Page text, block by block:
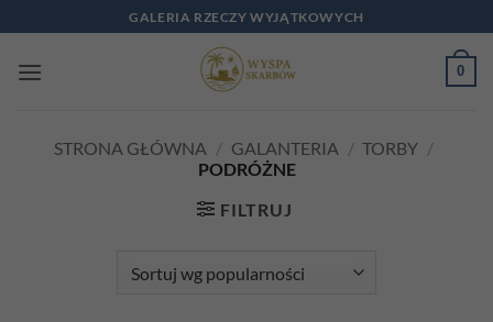
do
zawartości
GALERIA RZECZY WYJĄTKOWYCH
0
STRONA GŁÓWNA / GALANTERIA / TORBY /
PODRÓŻNE
FILTRUJ